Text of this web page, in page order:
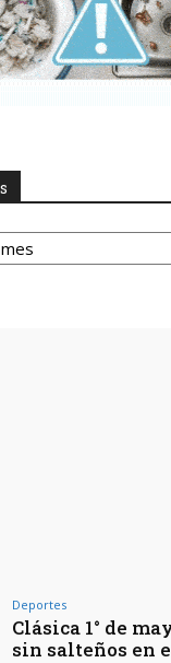
Deportes
Clásica 1° de
sin salteños en